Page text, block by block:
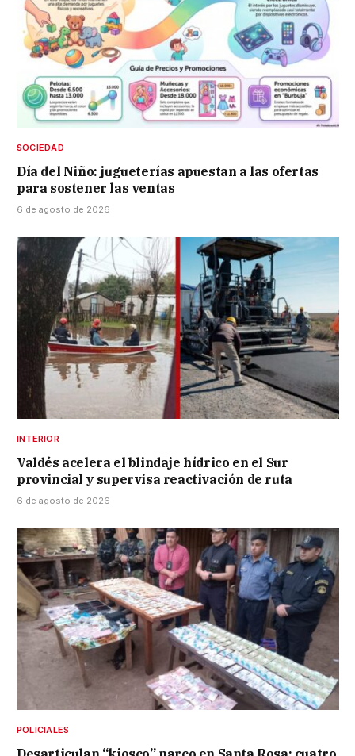
SOCIEDAD
Día del Niño: jugueterías apuestan a las ofertas
para sostener las ventas
6 de agosto de 2026
INTERIOR
Valdés acelera el blindaje hídrico en el Sur
provincial y supervisa reactivación de ruta
6 de agosto de 2026
POLICIALES